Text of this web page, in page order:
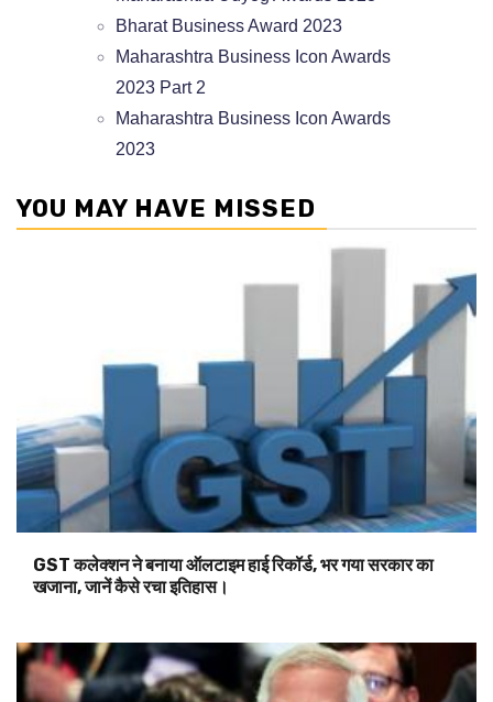
YOU MAY HAVE MISSED
GST कलेक्शन ने बनाया ऑलटाइम हाई रिकॉर्ड, भर गया सरकार का
खजाना, जानें कैसे रचा इतिहास।